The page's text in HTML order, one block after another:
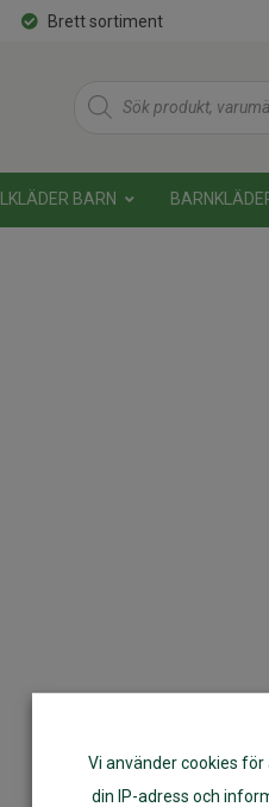
Brett sortiment
Products
search
BARN
Vi använder cookies
din IP-adress och